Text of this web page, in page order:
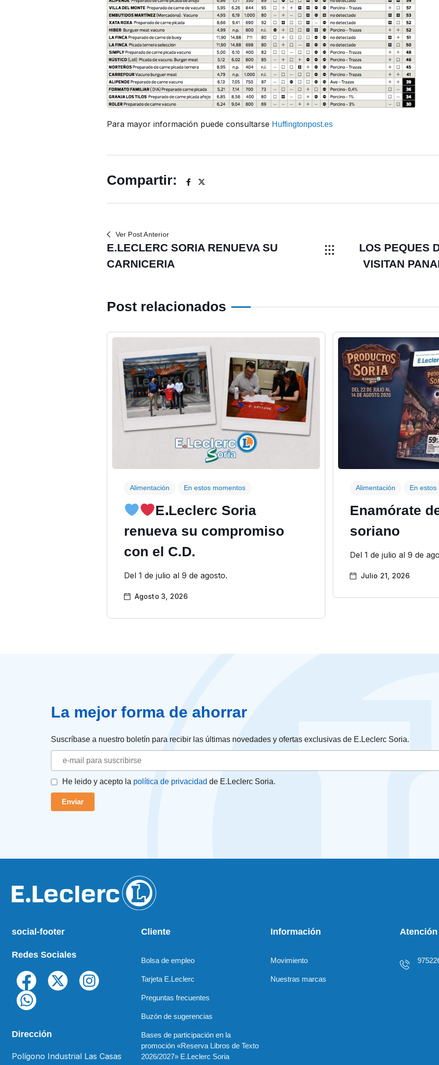
Para mayor información puede consultarse Huffingtonpost.es
Compartir:
Ver Post Anterior
E.LECLERC SORIA RENUEVA SU
CARNICERIA
LOS PEQUES
VISITAN
Post relacionados
Alimentación En estos momentos
EꓸLeclerc Soria
renueva su compromiso
con el C.D.
Del 1 de julio al 9 de agosto.
Agosto 3, 2026
Alimentación En estos
Enamórate
soriano
Del 1 de julio al 9 de
Julio 21, 2026
La mejor forma de ahorrar
Suscríbase a nuestro boletín para recibir las últimas novedades y ofertas exclusivas de E.Leclerc Soria.
He leido y acepto la política de privacidad de E.Leclerc Soria.
social-footer
Redes Sociales
Dirección
Polígono Industrial Las Casas
Cliente
Bolsa de empleo
Tarjeta E.Leclerc
Preguntas frecuentes
Buzón de sugerencias
Bases de participación en la
promoción «Reserva Libros de Texto
2026/2027» E.Leclerc Soria
Información
Movimiento
Nuestras marcas